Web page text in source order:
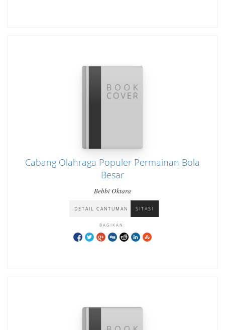
Cabang Olahraga Populer Permainan Bola
Besar
Bebbi Oktara
DETAIL CANTUMAN SITASI
BAGIKAN: